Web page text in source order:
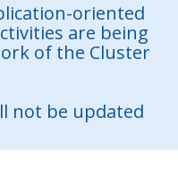
oriented
are being
of the Cluster
not be updated